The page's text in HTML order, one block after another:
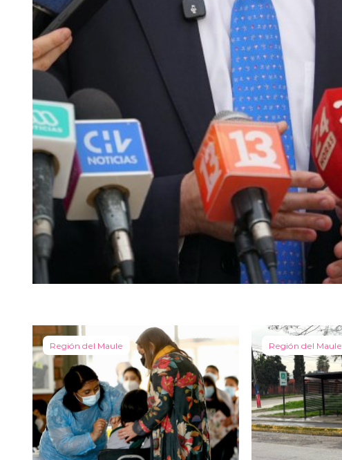
Región del Maule Región del Maule